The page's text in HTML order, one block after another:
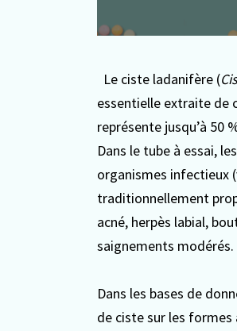
Le ciste ladanifère (
essentielle extraite de
représente jusqu’à 50
Dans le tube à essai,
organismes infectieux
traditionnellement
acné, herpès labial,
saignements modérés.
Dans les bases de
de ciste sur les